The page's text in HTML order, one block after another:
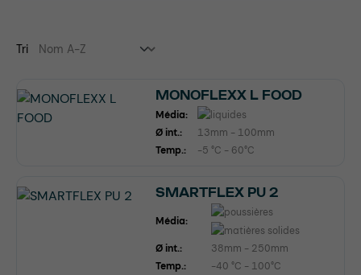
Tri
MONOFLEXX L FOOD
Média:
Ø int.:
13mm - 100mm
Temp.:
-5 °C - 60°C
SMARTFLEX PU 2
Média:
Ø int.:
38mm - 250mm
Temp.:
-40 °C - 100°C